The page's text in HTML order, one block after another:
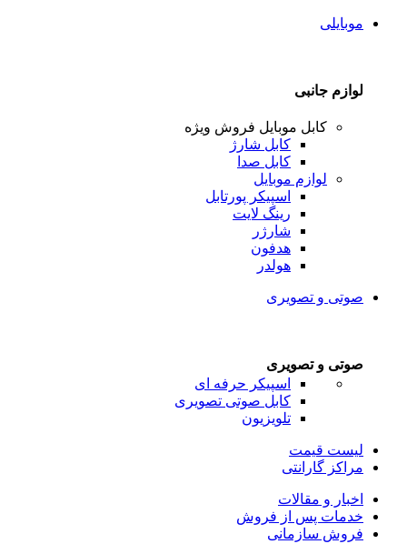
موبایلی
لوازم جانبی
کابل موبایل فروش ویژه
کابل شارژ
کابل صدا
لوازم موبایل
اسپیکر پورتابل
رینگ لایت
شارژر
هدفون
هولدر
صوتی و تصویری
صوتی و تصویری
اسپیکر حرفه ای
کابل صوتی تصویری
تلویزیون
لیست قیمت
مراکز گارانتی
اخبار و مقالات
خدمات پس از فروش
فروش سازمانی